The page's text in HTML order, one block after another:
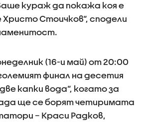
кураж да покажа коя е
Христо Стоичков“, сподели
(16-и май) от 20:00
финал на десетия
капки вода“, когато за
ще се борят четиримата
– Краси Радков,